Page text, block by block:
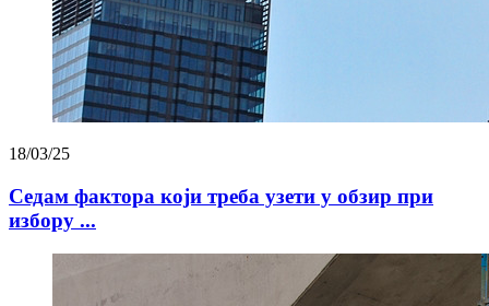
18/03/25
Седам фактора који треба узети у обзир при
избору ...